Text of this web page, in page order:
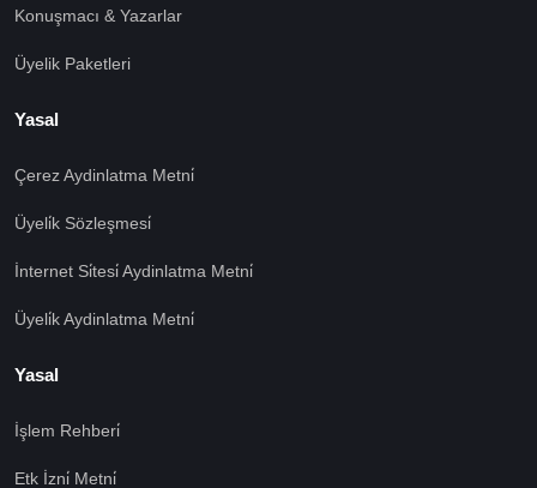
Konuşmacı & Yazarlar
Üyelik Paketleri
Yasal
Çerez Aydinlatma Metni̇
Üyeli̇k Sözleşmesi̇
İnternet Si̇tesi̇ Aydinlatma Metni̇
Üyeli̇k Aydinlatma Metni̇
Yasal
İşlem Rehberi̇
Etk İzni̇ Metni̇
🍪 Çerez Kullanıyoruz!